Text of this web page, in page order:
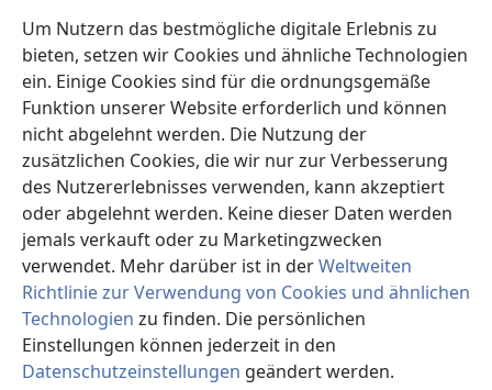
Um Nutzern das bestmögliche digitale Erlebnis zu
bieten, setzen wir Cookies und ähnliche Technologien
ein. Einige Cookies sind für die ordnungsgemäße
Funktion unserer Website erforderlich und können
nicht abgelehnt werden. Die Nutzung der
zusätzlichen Cookies, die wir nur zur Verbesserung
des Nutzererlebnisses verwenden, kann akzeptiert
oder abgelehnt werden. Keine dieser Daten werden
jemals verkauft oder zu Marketingzwecken
verwendet. Mehr darüber ist in derWeltweiten
Richtlinie zur Verwendung von Cookies und ähnlichen
Technologien zu finden. Die persönlichen
Einstellungen können jederzeit in den
Datenschutzeinstellungen geändert werden.
Spenden
(öffnet
neues
Fenster)Wachtturm ONLINE-BIBLIOTHEK
(öffnet
neues
Fenster)JW Hub®
(öffnet
neues
Fenster)JW Library
Watchtower Library ®
Copyright© 2026 Watch Tower Bible and Tract Society of Pennsylvania.
NUTZUNGSBEDINGUNGEN| DATENSCHUTZERKLÄRUNG
DATENSCHUTZEINSTELLUNGEN